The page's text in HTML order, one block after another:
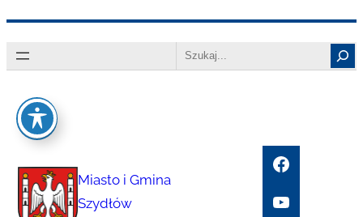
do
Search
Miasto i Gmina
Szydłów
Facebook
YouTube